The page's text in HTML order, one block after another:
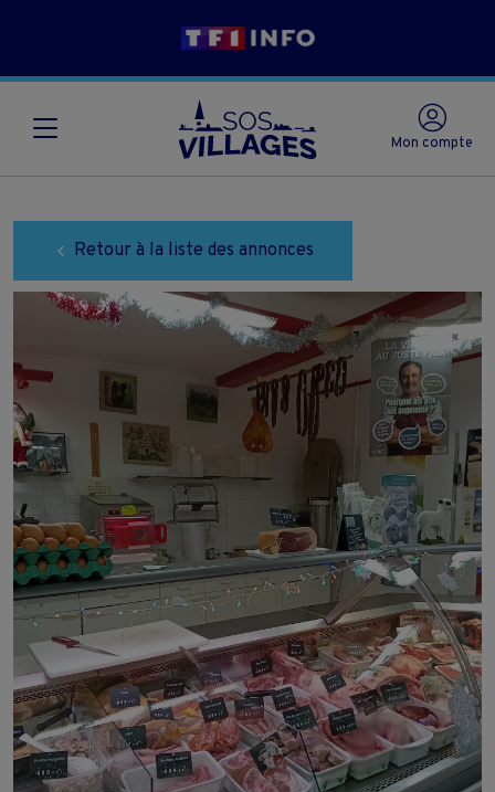
Mon compte
Retour à la liste des annonces